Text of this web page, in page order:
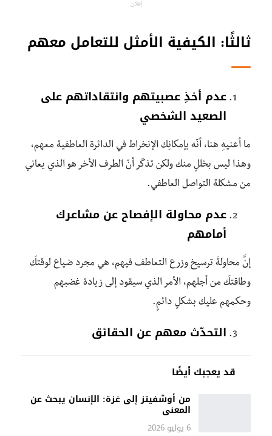
إعلان
ثالثًا: الكيفية الأمثل للتعامل معهم
عدم أخذِ عصبيتهم وانتقاداتهم على
الصعيد الشخصي
ما أعنيهِ هنا، أنّه بإمكانِك الإنخراط في الدائرة العاطفية معهم،
وهذا ليس بخللٍ منك ولكن تذكّر أنّ الطرف الأخر هو الذي يعاني
من مشكلة التواصل العاطفي.
عدم محاولة الإفصاح عن مشاعرك
أمامهم
إنَّ محاولةَ ترسيخ وزرع التعاطف فيهم، هي مجرد ضياع لوقتكَ
وطاقتكَ من أجلهم، الأمر الذي سيقود إلى زيادة غضبهم
وحكمهم عليك بشكلٍ دائمٍ.
التحدّث معهم عن الحقائق
قد يعجبك أيضًا
من أوشفيتز إلى غزة: الإنسان يبحث عن
المعنى
6 يوليو 2026